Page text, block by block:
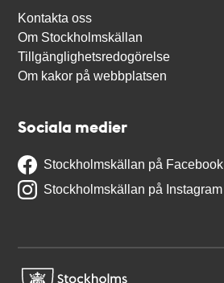
Kontakta oss
Om Stockholmskällan
Tillgänglighetsredogörelse
Om kakor på webbplatsen
Sociala medier
Stockholmskällan på Facebook
Stockholmskällan på Instagram